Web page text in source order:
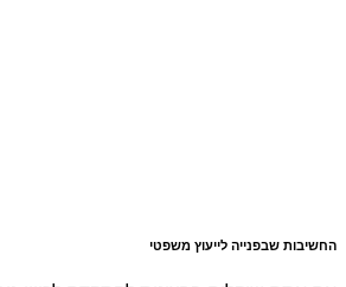
החשיבות שבפנייה לייעוץ משפטי